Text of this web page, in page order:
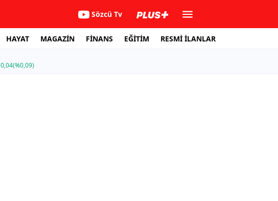
Sözcü Tv
HAYAT MAGAZİN FİNANS EĞİTİM RESMİ İLANLAR
0,04(%0,09)